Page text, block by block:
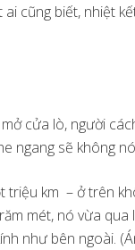
cũng biết, nhiệt
cửa lò, người
ngang sẽ không
km – ở trên
mét, nó vừa
như bên ngoài.